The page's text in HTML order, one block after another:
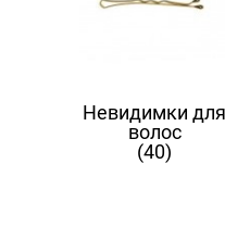
Невидимки для
волос
(40)